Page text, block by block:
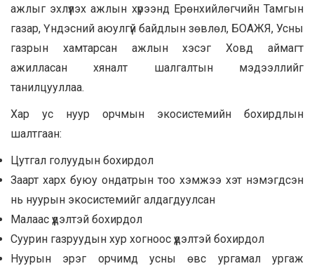
ажлыг эхлүүлэх ажлын хүрээнд Ерөнхийлөгчийн Тамгын
газар, Үндэсний аюулгүй байдлын зөвлөл, БОАЖЯ, Усны
газрын хамтарсан ажлын хэсэг Ховд аймагт
ажилласан хяналт шалгалтын мэдээллийг
танилцууллаа.
Хар ус нуур орчмын экосистемийн бохирдлын
шалтгаан:
Цутгал голуудын бохирдол
Заарт харх буюу ондатрын тоо хэмжээ хэт нэмэгдсэн
нь нуурын экосистемийг алдагдуулсан
Малаас үүдэлтэй бохирдол
Суурин газруудын хур хогноос үүдэлтэй бохирдол
Нуурын эрэг орчимд усны өвс ургамал ургаж